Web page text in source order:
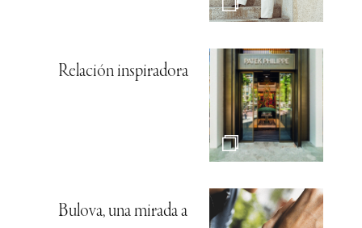
Relación inspiradora
Bulova, una mirada a